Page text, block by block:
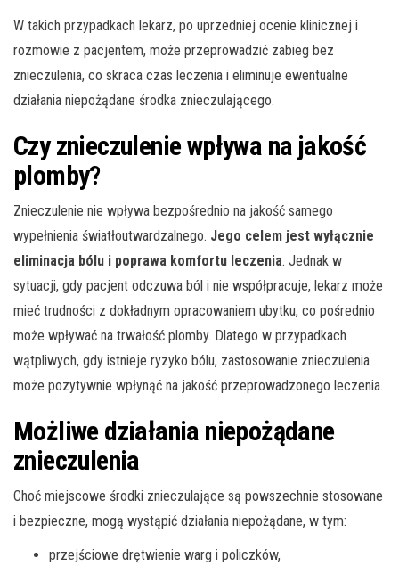
W takich przypadkach lekarz, po uprzedniej ocenie klinicznej i
rozmowie z pacjentem, może przeprowadzić zabieg bez
znieczulenia, co skraca czas leczenia i eliminuje ewentualne
działania niepożądane środka znieczulającego.
Czy znieczulenie wpływa na jakość
plomby?
Znieczulenie nie wpływa bezpośrednio na jakość samego
wypełnienia światłoutwardzalnego. Jego celem jest wyłącznie
eliminacja bólu i poprawa komfortu leczenia. Jednak w
sytuacji, gdy pacjent odczuwa ból i nie współpracuje, lekarz może
mieć trudności z dokładnym opracowaniem ubytku, co pośrednio
może wpływać na trwałość plomby. Dlatego w przypadkach
wątpliwych, gdy istnieje ryzyko bólu, zastosowanie znieczulenia
może pozytywnie wpłynąć na jakość przeprowadzonego leczenia.
Możliwe działania niepożądane
znieczulenia
Choć miejscowe środki znieczulające są powszechnie stosowane
i bezpieczne, mogą wystąpić działania niepożądane, w tym:
przejściowe drętwienie warg i policzków,